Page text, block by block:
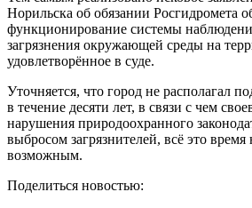
Норильска об обязании Росгидромета
функционирование системы
загрязнения окружающей среды на
удовлетворённое в суде.
Уточняется, что город не располагал
в течение десяти лет, в связи с чем
нарушения природоохранного
выбросом загрязнителей, всё это время
возможным.
Поделиться новостью: